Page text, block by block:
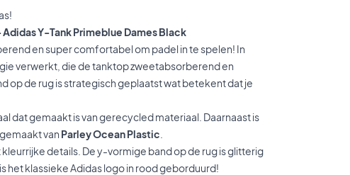
Y-Tank Primeblue Dames Black
en super comfortabel om padel in te spelen! In
verwerkt, die de tanktop zweetabsorberend en
op de rug is strategisch geplaatst wat betekent dat je
dat gemaakt is van gerecycled materiaal. Daarnaast is
van Parley Ocean Plastic
details. De y-vormige band op de rug is glitterig
het klassieke Adidas logo in rood geborduurd!